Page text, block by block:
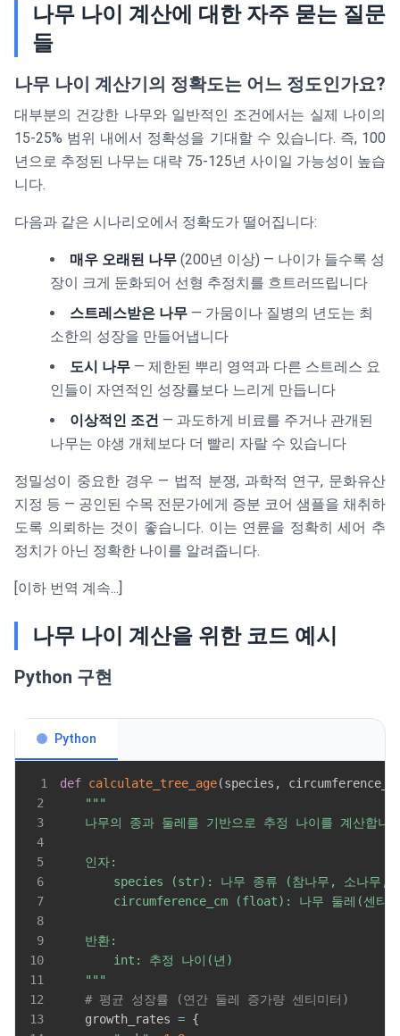
나무 나이 계산에 대한 자주 묻는 질문
들
나무 나이 계산기의 정확도는 어느 정도인가요?
대부분의 건강한 나무와 일반적인 조건에서는 실제 나이의
15-25% 범위 내에서 정확성을 기대할 수 있습니다. 즉, 100
년으로 추정된 나무는 대략 75-125년 사이일 가능성이 높습
니다.
다음과 같은 시나리오에서 정확도가 떨어집니다:
매우 오래된 나무 (200년 이상) — 나이가 들수록 성
장이 크게 둔화되어 선형 추정치를 흐트러뜨립니다
스트레스받은 나무 — 가뭄이나 질병의 년도는 최
소한의 성장을 만들어냅니다
도시 나무 — 제한된 뿌리 영역과 다른 스트레스 요
인들이 자연적인 성장률보다 느리게 만듭니다
이상적인 조건 — 과도하게 비료를 주거나 관개된
나무는 야생 개체보다 더 빨리 자랄 수 있습니다
정밀성이 중요한 경우 — 법적 분쟁, 과학적 연구, 문화유산
지정 등 — 공인된 수목 전문가에게 증분 코어 샘플을 채취하
도록 의뢰하는 것이 좋습니다. 이는 연륜을 정확히 세어 추
정치가 아닌 정확한 나이를 알려줍니다.
[이하 번역 계속...]
나무 나이 계산을 위한 코드 예시
Python 구현
Python
1 def calculate_tree_age(species ,
2
3
4
5
6
7
8
9
10
11
    """
12
# 평균 성장률 (연간 둘레 증가량 센티미터)
13
    growth_rates
= {